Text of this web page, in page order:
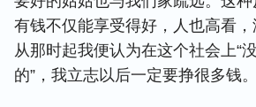
有钱不仅能享受得好，人也高看，
从那时起我便认为在这个社会上“
的”，我立志以后一定要挣很多钱。